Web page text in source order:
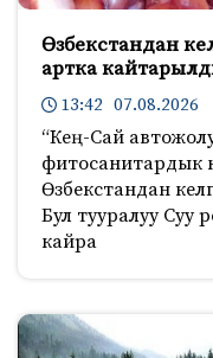
Өзбекстандан
артка
13:42 07.08.2026
“Кең-Сай
фитосанитардык
Өзбекстандан
Бул тууралуу Суу
кайра